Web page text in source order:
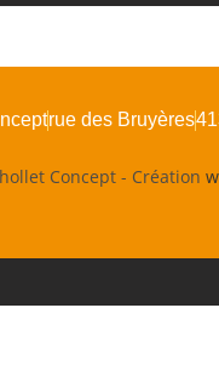
Concept - Création
rue des Bruyères